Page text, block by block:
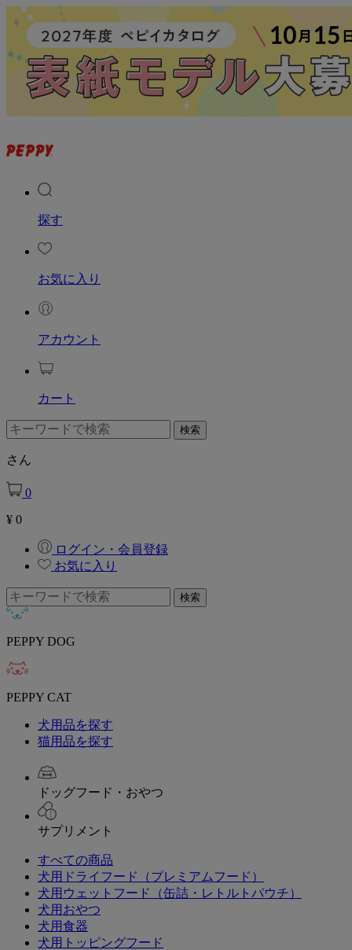
探す
お気に入り
アカウント
カート
さん
0
¥ 0
ログイン・会員登録
お気に入り
PEPPY DOG
PEPPY CAT
犬用品を探す
猫用品を探す
ドッグフード・おやつ
サプリメント
すべての商品
犬用ドライフード（プレミアムフード）
犬用ウェットフード（缶詰・レトルトパウチ）
犬用おやつ
犬用食器
犬用トッピングフード